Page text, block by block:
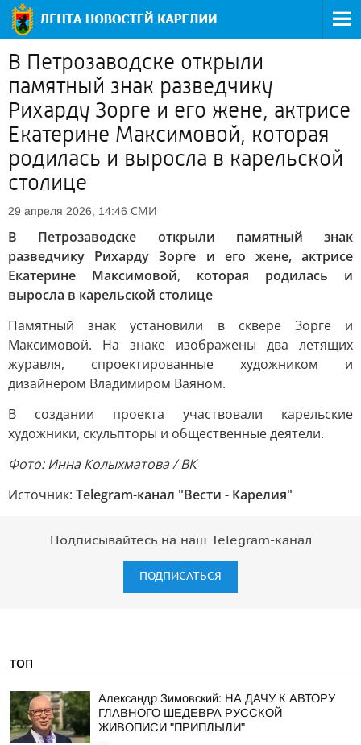
В Петрозаводске открыли
памятный знак разведчику
Рихарду Зорге и его жене, актрисе
Екатерине Максимовой, которая
родилась и выросла в карельской
столице
29 апреля 2026, 14:46 СМИ
В Петрозаводске открыли памятный знак
разведчику Рихарду Зорге и его жене, актрисе
Екатерине Максимовой, которая родилась и
выросла в карельской столице
Памятный знак установили в сквере Зорге и
Максимовой. На знаке изображены два летящих
журавля, спроектированные художником и
дизайнером Владимиром Ваяном.
В создании проекта участвовали карельские
художники, скульпторы и общественные деятели.
Фото: Инна Колыхматова / ВК
Источник: Telegram-канал "Вести - Карелия"
Подписывайтесь на наш Telegram-канал
ПОДПИСАТЬСЯ
ТОП
Александр Зимовский: НА ДАЧУ К АВТОРУ
ГЛАВНОГО ШЕДЕВРА РУССКОЙ
ЖИВОПИСИ "ПРИПЛЫЛИ"